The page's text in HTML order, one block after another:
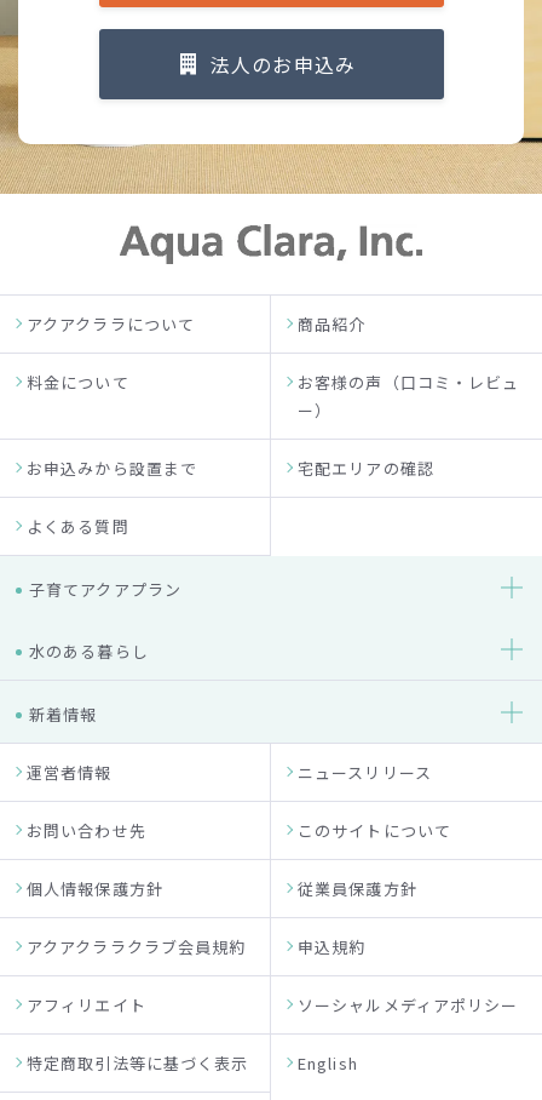
法人のお申込み
アクアクララについて 商品紹介
料金について
お客様の声（口コミ・レビュ
ー）
お申込みから設置まで 宅配エリアの確認
よくある質問
子育てアクアプラン
水のある暮らし
新着情報
運営者情報 ニュースリリース
お問い合わせ先 このサイトについて
個人情報保護方針 従業員保護方針
アクアクララクラブ会員規約 申込規約
アフィリエイト ソーシャルメディアポリシー
特定商取引法等に基づく表示 English